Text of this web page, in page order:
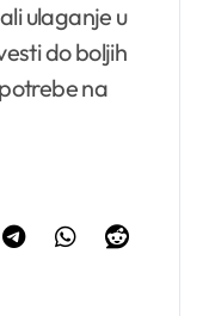
ulaganje u
do boljih
na